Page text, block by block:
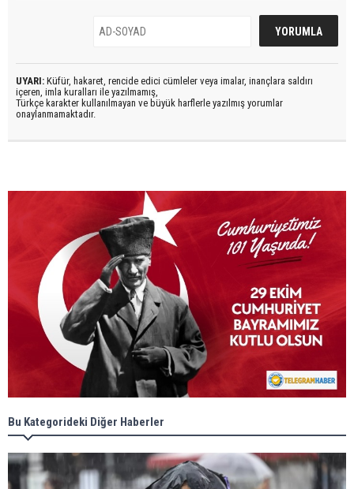
UYARI: Küfür, hakaret, rencide edici cümleler veya imalar, inançlara saldırı
içeren, imla kuralları ile yazılmamış,
Türkçe karakter kullanılmayan ve büyük harflerle yazılmış yorumlar
onaylanmamaktadır.
Bu Kategorideki Diğer Haberler